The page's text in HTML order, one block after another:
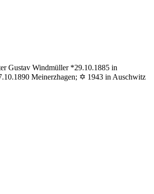
Gustav Windmüller *29.10.1885 in
Meinerzhagen; ✡ 1943 in Auschwitz